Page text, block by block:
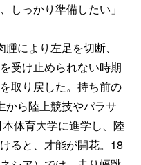
しっかり準備したい」
により左足を切断、
受け止められない時期
取り戻した。持ち前の
から陸上競技やパラサ
体育大学に進学し、陸
ると、才能が開花。18